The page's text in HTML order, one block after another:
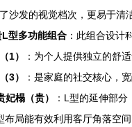
沙发的视觉档次，更易于清
L型多功能组合 ：此组合设计
1）
：为个人提供独立的舒
3）
：是家庭的社交核心，
妃榻（贵）
：L型的延伸部
布局能有效利用客厅角落空